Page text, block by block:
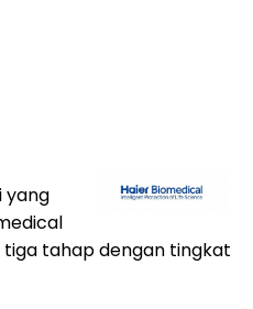
yang
tiga tahap dengan tingkat